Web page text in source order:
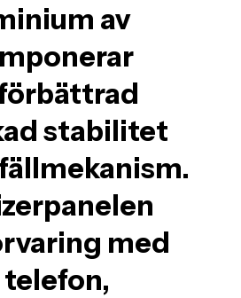
av
stabilitet
med